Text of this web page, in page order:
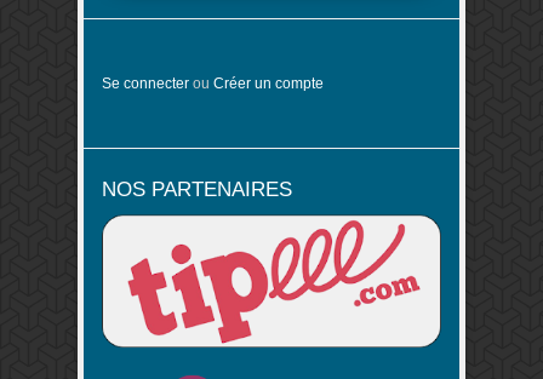
Se connecter ou Créer un compte
NOS PARTENAIRES